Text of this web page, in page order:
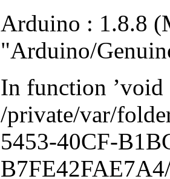
Arduino : 1.8.8
"Arduino/
In function ’void
/private/var/
5453-40CF-